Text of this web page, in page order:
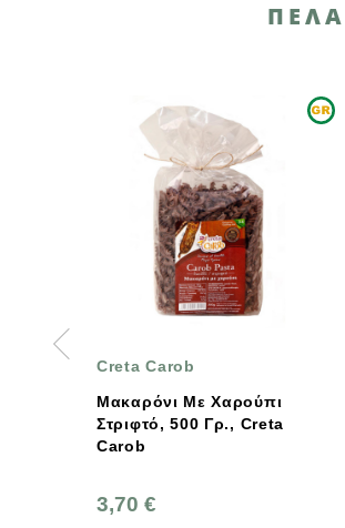
ΛΑΧΑΝΙΚΑ
Βιολογικά Αντίδια
Bio, Ελληνικά,